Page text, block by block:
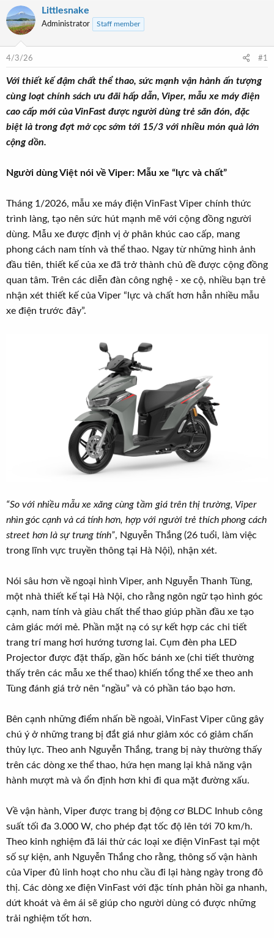
r
e
a
t
e
r
à
y
đ
s
Littlesnake
Administrator Staff member
4/3/26 #1
Với thiết kế đậm chất thể thao, sức mạnh vận hành ấn tượng
cùng loạt chính sách ưu đãi hấp dẫn, Viper, mẫu xe máy điện
cao cấp mới của VinFast được người dùng trẻ săn đón, đặc
biệt là trong đợt mở cọc sớm tới 15/3 với nhiều món quà lớn
cộng dồn.
Người dùng Việt nói về Viper: Mẫu xe “lực và chất”
Tháng 1/2026, mẫu xe máy điện VinFast Viper chính thức
trình làng, tạo nên sức hút mạnh mẽ với cộng đồng người
dùng. Mẫu xe được định vị ở phân khúc cao cấp, mang
phong cách nam tính và thể thao. Ngay từ những hình ảnh
đầu tiên, thiết kế của xe đã trở thành chủ đề được cộng đồng
quan tâm. Trên các diễn đàn công nghệ - xe cộ, nhiều bạn trẻ
nhận xét thiết kế của Viper “lực và chất hơn hẳn nhiều mẫu
xe điện trước đây”.
“So với nhiều mẫu xe xăng cùng tầm giá trên thị trường, Viper
nhìn góc cạnh và cá tính hơn, hợp với người trẻ thích phong cách
street hơn là sự trung tính”, Nguyễn Thắng (26 tuổi, làm việc
trong lĩnh vực truyền thông tại Hà Nội), nhận xét.
Nói sâu hơn về ngoại hình Viper, anh Nguyễn Thanh Tùng,
một nhà thiết kế tại Hà Nội, cho rằng ngôn ngữ tạo hình góc
cạnh, nam tính và giàu chất thể thao giúp phần đầu xe tạo
cảm giác mới mẻ. Phần mặt nạ có sự kết hợp các chi tiết
trang trí mang hơi hướng tương lai. Cụm đèn pha LED
Projector được đặt thấp, gần hốc bánh xe (chi tiết thường
thấy trên các mẫu xe thể thao) khiến tổng thể xe theo anh
Tùng đánh giá trở nên “ngầu” và có phần táo bạo hơn.
Bên cạnh những điểm nhấn bề ngoài, VinFast Viper cũng gây
chú ý ở những trang bị đắt giá như giảm xóc có giảm chấn
thủy lực. Theo anh Nguyễn Thắng, trang bị này thường thấy
trên các dòng xe thể thao, hứa hẹn mang lại khả năng vận
hành mượt mà và ổn định hơn khi đi qua mặt đường xấu.
Về vận hành, Viper được trang bị động cơ BLDC Inhub công
suất tối đa 3.000 W, cho phép đạt tốc độ lên tới 70 km/h.
Theo kinh nghiệm đã lái thử các loại xe điện VinFast tại một
số sự kiện, anh Nguyễn Thắng cho rằng, thông số vận hành
của Viper đủ linh hoạt cho nhu cầu đi lại hàng ngày trong đô
thị. Các dòng xe điện VinFast với đặc tính phản hồi ga nhanh,
dứt khoát và êm ái sẽ giúp cho người dùng có được những
trải nghiệm tốt hơn.